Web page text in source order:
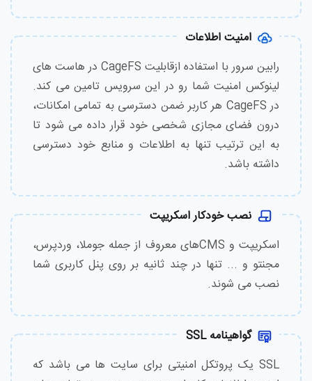
امنیت اطلاعات
رابین سرور با استفاده ازقابلیت CageFS در هاست های
لینوکس امنیت شما رو در این سرویس تامین می کند.
در CageFS هر کاربر ضمن دسترسی به تمامی امکانات،
درون فضای مجازی شخصی خود قرار داده می شود تا
به این ترتیب تنها به اطلاعات و منابع خود دسترسی
داشته باشد.
نصب خودکار اسکریپت
اسکریپت و CMSهای معروف از جمله جوملا، وردپرس،
مجنتو و ... تنها در چند ثانیه بر روی پنل کاربری شما
نصب می شوند.
گواهینامه SSL
SSL یک پروتکل امنیتی برای سایت ها می باشد که